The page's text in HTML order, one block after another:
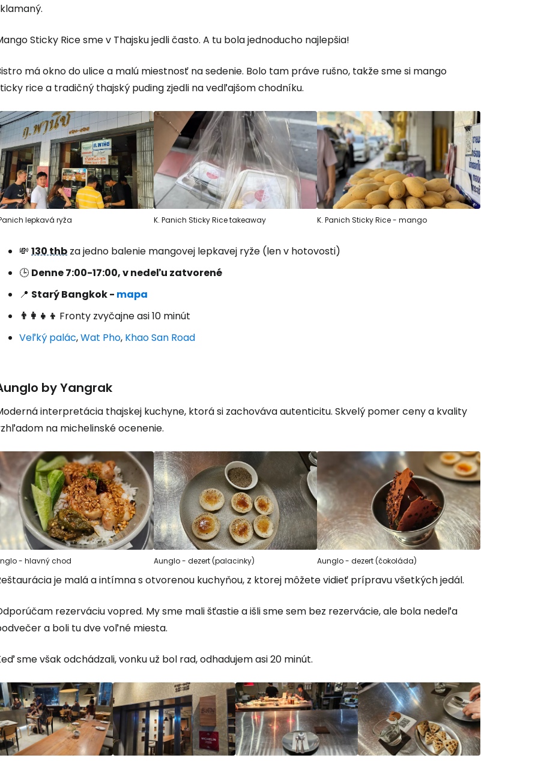
Sticky Rice sme v Thajsku jedli často. A tu bola jednoducho najlepšia!
má okno do ulice a malú miestnosť na sedenie. Bolo tam práve rušno, takže sme si mango
rice a tradičný thajský puding zjedli na vedľajšom chodníku.
lepkavá ryža K. Panich Sticky Rice takeaway K. Panich Sticky Rice - mango
💸 130 thb za jedno balenie mangovej lepkavej ryže (len v hotovosti)
🕒 Denne 7:00-17:00, v nedeľu zatvorené
📍 Starý Bangkok - mapa
👨‍👩‍👧‍👦 Fronty zvyčajne asi 10 minút
Veľký palác,Wat Pho, Khao San Road
by Yangrak
interpretácia thajskej kuchyne, ktorá si zachováva autenticitu. Skvelý pomer ceny a kvality
na michelinské ocenenie.
- hlavný chod Aunglo - dezert (palacinky) Aunglo - dezert (čokoláda)
je malá a intímna s otvorenou kuchyňou, z ktorej môžete vidieť prípravu všetkých jedál.
rezerváciu vopred. My sme mali šťastie a išli sme sem bez rezervácie, ale bola nedeľa
a boli tu dve voľné miesta.
sme však odchádzali, vonku už bol rad, odhadujem asi 20 minút.